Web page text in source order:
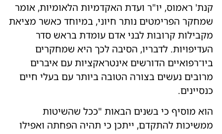
קנת' ראמוס, יו"ר ועדת האקדמיות הלאומיות, אומר
שמחקר הפרימטים נותר חיוני, במיוחד כאשר מציאת
מקבילות קרובות לבני אדם עומדת בראש סדר
העדיפויות. לדבריו, הסיבה לכך היא שמחקרים
ביו־רפואיים הדורשים אינטראקציות עם איברים
מרובים נעשים בצורה הטובה ביותר עם בעלי חיים
כנסיינים.
הוא מוסיף כי בשנים הבאות "ככל שהשיטות
ממשיכות להתקדם, ייתכן כי תהיה הפחתה ואפילו